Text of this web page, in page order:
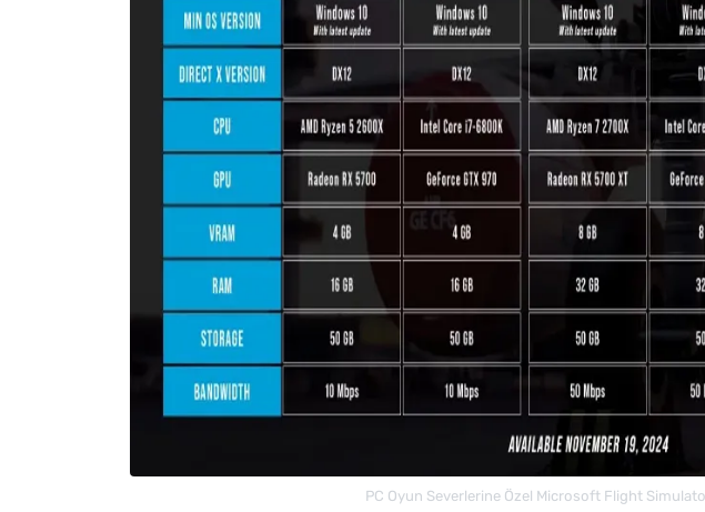
PC Oyun Severlerine Özel Microsoft Flight